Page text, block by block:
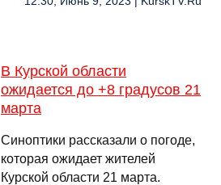
В Курской области
ожидается до +8 градусов 21
марта
Синоптики рассказали о погоде,
которая ожидает жителей
Курской области 21 марта.